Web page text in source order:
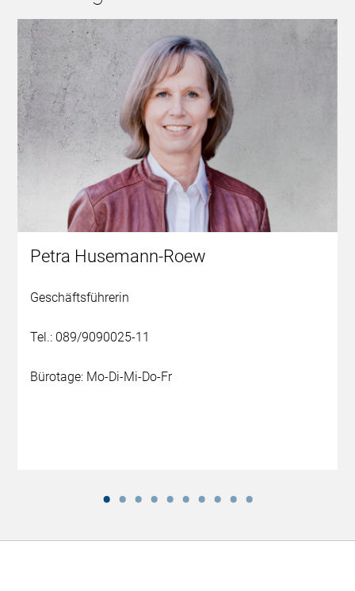
Petra Husemann-Roew
Geschäftsführerin
Tel.: 089/9090025-11
Bürotage: Mo-Di-Mi-Do-Fr